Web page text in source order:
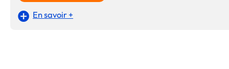
En savoir +